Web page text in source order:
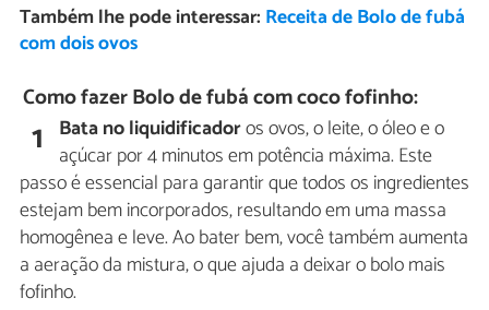
Também lhe pode interessar: Receita de Bolo de fubá
com dois ovos
Como fazer Bolo de fubá com coco fofinho:
1 Bata no liquidificadoros ovos, o leite, o óleo e o
açúcar por 4 minutos em potência máxima. Este
passo é essencial para garantir que todos os ingredientes
estejam bem incorporados, resultando em uma massa
homogênea e leve. Ao bater bem, você também aumenta
a aeração da mistura, o que ajuda a deixar o bolo mais
fofinho.